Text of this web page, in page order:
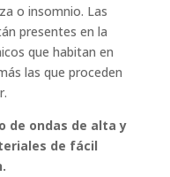
o insomnio. Las
presentes en la
que habitan en
las que proceden
de ondas de alta y
de fácil